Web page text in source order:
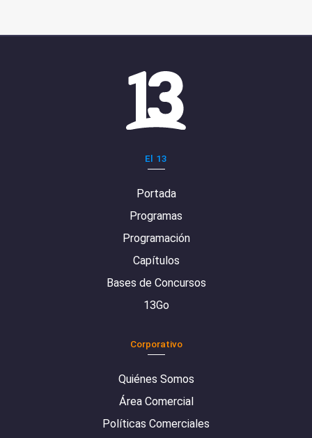
El 13
Portada
Programas
Programación
Capítulos
Bases de Concursos
13Go
Corporativo
Quiénes Somos
Área Comercial
Políticas Comerciales